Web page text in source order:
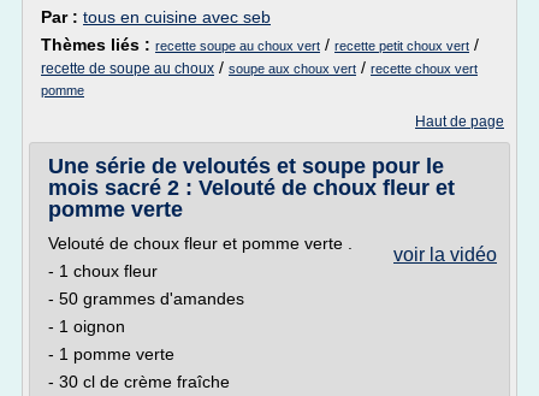
Par : tous en cuisine avec seb
Thèmes liés : recette soupe au choux vert / recette petit choux vert /
recette de soupe au choux / soupe aux choux vert / recette choux vert
pomme
Haut de page
Une série de veloutés et soupe pour le
mois sacré 2 : Velouté de choux fleur et
pomme verte
voir la vidéo
Velouté de choux fleur et pomme verte .
- 1 choux fleur
- 50 grammes d'amandes
- 1 oignon
- 1 pomme verte
- 30 cl de crème fraîche